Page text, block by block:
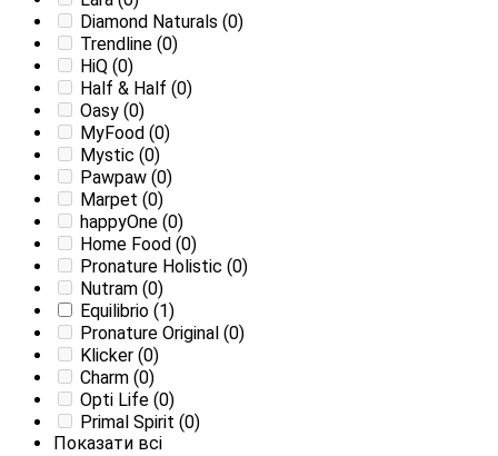
Diamond Naturals (0)
Trendline (0)
HiQ (0)
Half & Half (0)
Oasy (0)
MyFood (0)
Mystic (0)
Pawpaw (0)
Marpet (0)
happyOne (0)
Home Food (0)
Pronature Holistic (0)
Nutram (0)
Equilibrio (1)
Pronature Original (0)
Klicker (0)
Charm (0)
Opti Life (0)
Primal Spirit (0)
Показати всі